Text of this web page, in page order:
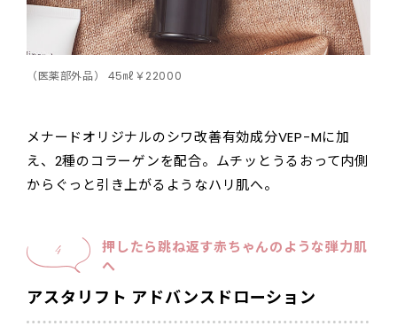
（医薬部外品） 45㎖￥22000
メナードオリジナルのシワ改善有効成分VEP-Mに加
え、2種のコラーゲンを配合。ムチッとうるおって内側
からぐっと引き上がるようなハリ肌へ。
4
押したら跳ね返す赤ちゃんのような弾力肌
へ
アスタリフト アドバンスドローション